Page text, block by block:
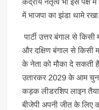
केंद्रीय नेतृत्व भी इस पक्ष
में भाजपा का झंडा थामे
पार्टी उत्तर बंगाल से
और दक्षिण बंगाल से किसी
के नेता को मौका दे सकती
उतारकर 2029 के आम
कड़क लीडरशिप लाइन
बीजेपी अपनी जीत के लिए